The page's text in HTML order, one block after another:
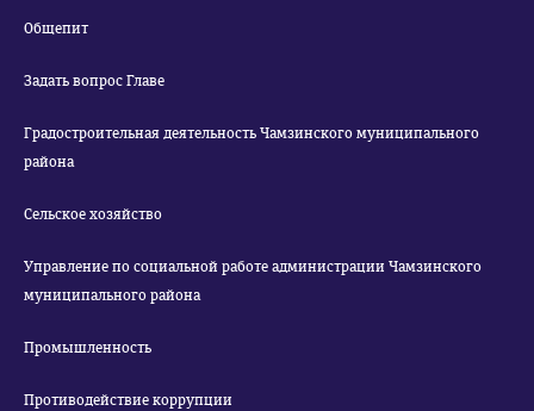
Общепит
Задать вопрос Главе
Градостроительная деятельность Чамзинского муниципального
района
Сельское хозяйство
Управление по социальной работе администрации Чамзинского
муниципального района
Промышленность
Противодействие коррупции